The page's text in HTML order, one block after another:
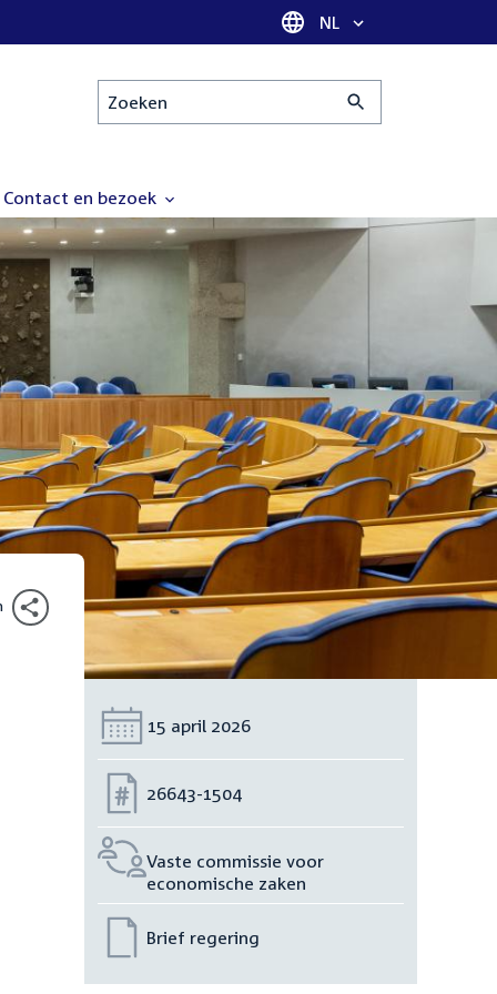
Taal selectie
NL
Zoeken
Contact en bezoek
Datum:
15 april 2026
Nummer:
26643-1504
Vaste commissie voor
economische zaken
Brief regering